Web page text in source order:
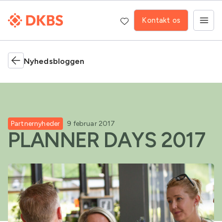
Kontakt os
Nyhedsbloggen
Partnernyheder 9 februar 2017
PLANNER DAYS 2017